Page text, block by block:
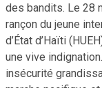
des bandits. Le 28
rançon du jeune
d’État d’Haïti
une vive
insécurité